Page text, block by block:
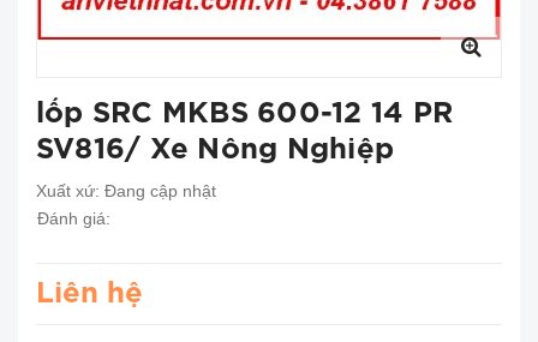
lốp SRC MKBS 600-12 14 PR
SV816/ Xe Nông Nghiệp
Xuất xứ: Đang cập nhật
Đánh giá:
Liên hệ